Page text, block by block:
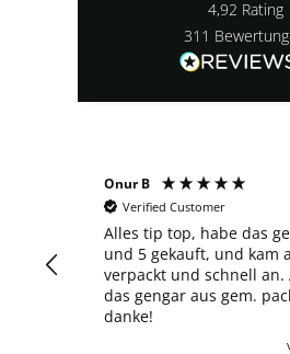
4,92 Rating
311
Onur B
Verified Customer
Alles tip top, habe das
und 5 gekauft, und kam
verpackt und schnell an.
das gengar aus gem.
danke!